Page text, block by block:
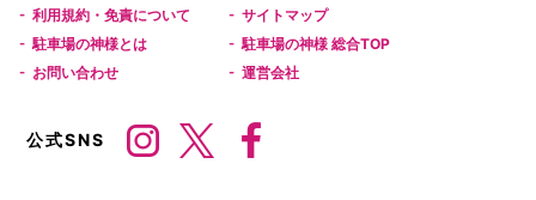
- 利用規約・免責について - サイトマップ
- 駐車場の神様とは - 駐車場の神様 総合TOP
- お問い合わせ - 運営会社
公式SNS